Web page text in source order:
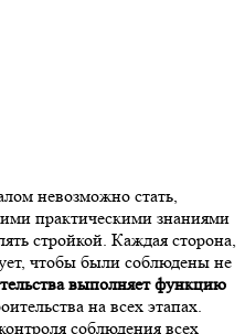
невозможно стать,
практическими знаниями
стройкой. Каждая сторона,
чтобы были соблюдены не
выполняет функцию
на всех этапах.
соблюдения всех